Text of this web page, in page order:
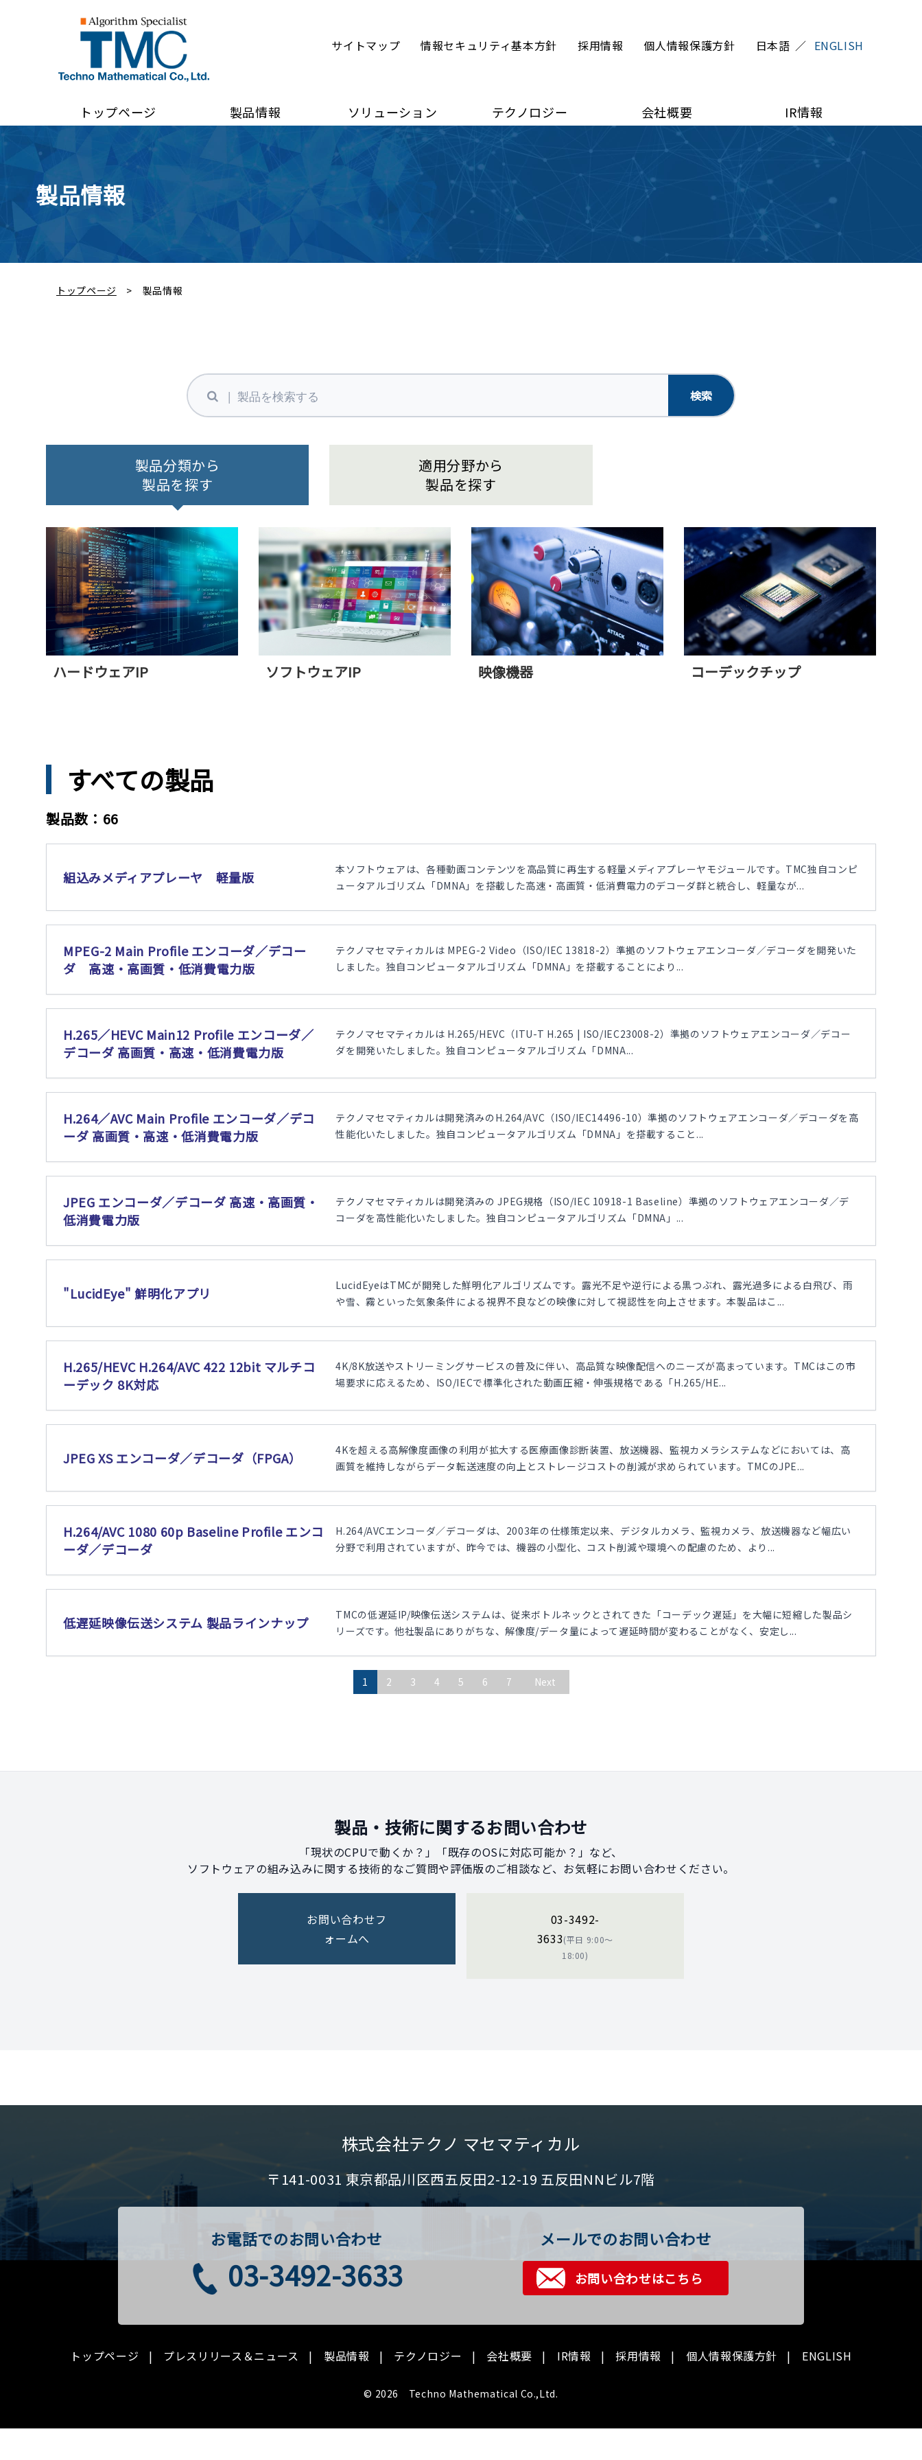
サイトマップ 情報セキュリティ基本方針 採用情報 個人情報保護方針 日本語 ENGLISH
トップページ 製品情報 ソリューション テクノロジー 会社概要 IR情報
製品情報
トップページ 製品情報
製品分類から
製品を探す
適用分野から
製品を探す
ハードウェアIP ソフトウェアIP 映像機器 コーデックチップ
すべての製品
製品数：66
組込みメディアプレーヤ 軽量版
本ソフトウェアは、各種動画コンテンツを高品質に再生する軽量メディアプレーヤモジュールです。TMC独自コンピ
ュータアルゴリズム「DMNA」を搭載した高速・高画質・低消費電力のデコーダ群と統合し、軽量なが...
MPEG-2 Main Profile エンコーダ／デコー
ダ 高速・高画質・低消費電力版
テクノマセマティカルは MPEG-2 Video（ISO/IEC 13818-2）準拠のソフトウェアエンコーダ／デコーダを開発いた
しました。独自コンピュータアルゴリズム「DMNA」を搭載することにより...
H.265／HEVC Main12 Profile エンコーダ／
デコーダ 高画質・高速・低消費電力版
テクノマセマティカルは H.265/HEVC（ITU-T H.265 | ISO/IEC23008-2）準拠のソフトウェアエンコーダ／デコー
ダを開発いたしました。独自コンピュータアルゴリズム「DMNA...
H.264／AVC Main Profile エンコーダ／デコ
ーダ 高画質・高速・低消費電力版
テクノマセマティカルは開発済みのH.264/AVC（ISO/IEC14496-10）準拠のソフトウェアエンコーダ／デコーダを高
性能化いたしました。独自コンピュータアルゴリズム「DMNA」を搭載すること...
JPEG エンコーダ／デコーダ 高速・高画質・
低消費電力版
テクノマセマティカルは開発済みの JPEG規格（ISO/IEC 10918-1 Baseline）準拠のソフトウェアエンコーダ／デ
コーダを高性能化いたしました。独自コンピュータアルゴリズム「DMNA」...
"LucidEye" 鮮明化アプリ
LucidEyeはTMCが開発した鮮明化アルゴリズムです。露光不足や逆行による黒つぶれ、露光過多による白飛び、雨
や雪、霧といった気象条件による視界不良などの映像に対して視認性を向上させます。本製品はこ...
H.265/HEVC H.264/AVC 422 12bit マルチコ
ーデック 8K対応
4K/8K放送やストリーミングサービスの普及に伴い、高品質な映像配信へのニーズが高まっています。TMCはこの市
場要求に応えるため、ISO/IECで標準化された動画圧縮・伸張規格である「H.265/HE...
JPEG XS エンコーダ／デコーダ（FPGA）
4Kを超える高解像度画像の利用が拡大する医療画像診断装置、放送機器、監視カメラシステムなどにおいては、高
画質を維持しながらデータ転送速度の向上とストレージコストの削減が求められています。TMCのJPE...
H.264/AVC 1080 60p Baseline Profile エンコ
ーダ／デコーダ
H.264/AVCエンコーダ／デコーダは、2003年の仕様策定以来、デジタルカメラ、監視カメラ、放送機器など幅広い
分野で利用されていますが、昨今では、機器の小型化、コスト削減や環境への配慮のため、より...
低遅延映像伝送システム 製品ラインナップ
TMCの低遅延IP/映像伝送システムは、従来ボトルネックとされてきた「コーデック遅延」を大幅に短縮した製品シ
リーズです。他社製品にありがちな、解像度/データ量によって遅延時間が変わることがなく、安定し...
1 2 3 4 5 6 7 Next
製品・技術に関するお問い合わせ
「現状のCPUで動くか？」「既存のOSに対応可能か？」など、
ソフトウェアの組み込みに関する技術的なご質問や評価版のご相談など、お気軽にお問い合わせください。
お問い合わせフ
ォームへ
03-3492-
3633(平日 9:00〜
18:00)
株式会社テクノ マセマティカル
〒141-0031 東京都品川区西五反田2-12-19 五反田NNビル7階
お電話でのお問い合わせ
03-3492-3633
メールでのお問い合わせ
お問い合わせはこちら
トップページ プレスリリース＆ニュース 製品情報 テクノロジー 会社概要 IR情報 採用情報 個人情報保護方針 ENGLISH
© 2026 Techno Mathematical Co.,Ltd.